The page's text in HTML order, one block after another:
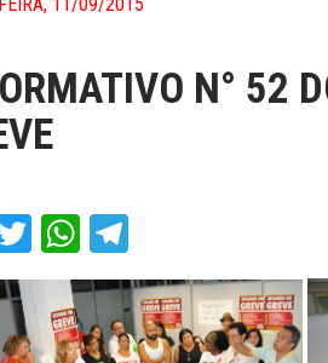
N° 52
TwitterWhatsApp